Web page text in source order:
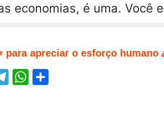
economias, é uma. Você
para apreciar o esforço humano
Telegram
WhatsApp